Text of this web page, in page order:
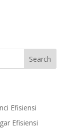
Search
Efisiensi
Efisiensi